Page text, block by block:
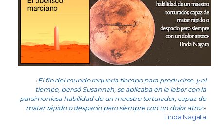
n
«El fin del mundo requería tiempo para producirse, y el
tiempo, pensó Susannah, se aplicaba en la labor con la
parsimoniosa habilidad de un maestro torturador, capaz de
matar rápido o despacio pero siempre con un dolor atroz»
Linda Nagata